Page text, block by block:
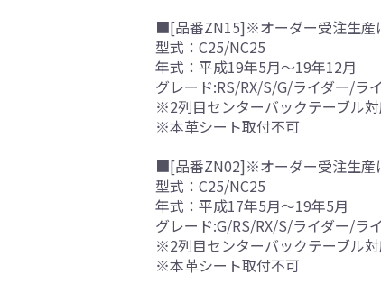
■[品番ZN15]※オーダー受注生産
型式：C25/NC25
年式：平成19年5月～19年12月
グレード:RS/RX/S/G/ライダー/ラ
※2列目センターバックテーブル
※本革シート取付不可
■[品番ZN02]※オーダー受注生産
型式：C25/NC25
年式：平成17年5月～19年5月
グレード:G/RS/RX/S/ライダー/ラ
※2列目センターバックテーブル
※本革シート取付不可